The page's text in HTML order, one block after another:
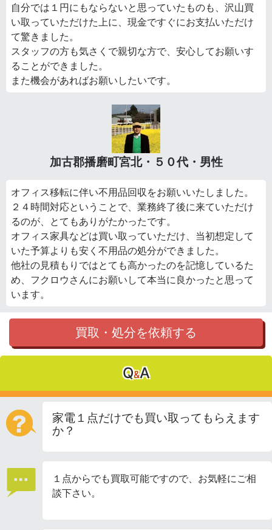
自分では１円にもならないと思っていたものも、沢山買
い取っていただけた上に、現金ですぐにお支払いただけ
て驚きました。
スタッフの方も気さくで親切な方で、安心してお願いす
ることができました。
また機会があればお願いしたいです。
加古郡播磨町宮北・５０代・男性
オフィス移転に伴い不用品回収をお願いいたしました。
２４時間対応ということで、業務終了後に来ていただけ
るのが、とてもありがたかったです。
オフィス家具などは買い取っていただけ、当初想定して
いた予算よりも安く不用品の処分ができました。
他社の見積もりではとても高かったのを記憶しているた
め、フクロウさんにお願いして本当に良かったと思って
います。
買取・処分を依頼する
Q&A
家電１点だけでも買い取ってもらえます
か？
１点からでも買取可能ですので、お気軽にご相
談下さい。